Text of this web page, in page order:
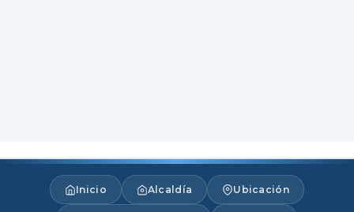
Inicio Alcaldía Ubicación